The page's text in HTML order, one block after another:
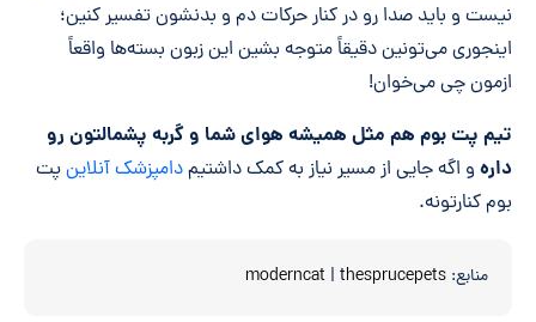
نیست و باید صدا رو در کنار حرکات دم و بدنشون تفسیر کنین؛
اینجوری می‌تونین دقیقاً متوجه بشین این زبون بسته‌ها واقعاً
ازمون چی می‌خوان!
تیم پت بوم هم مثل همیشه هوای شما و گربه پشمالتون رو
داره و اگه جایی از مسیر نیاز به کمک داشتیمدامپزشک آنلاینپت
بوم کنارتونه.
منابع: moderncat | thesprucepets